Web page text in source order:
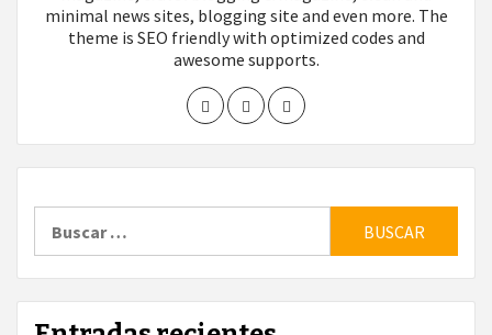
minimal news sites, blogging site and even more. The
theme is SEO friendly with optimized codes and
awesome supports.